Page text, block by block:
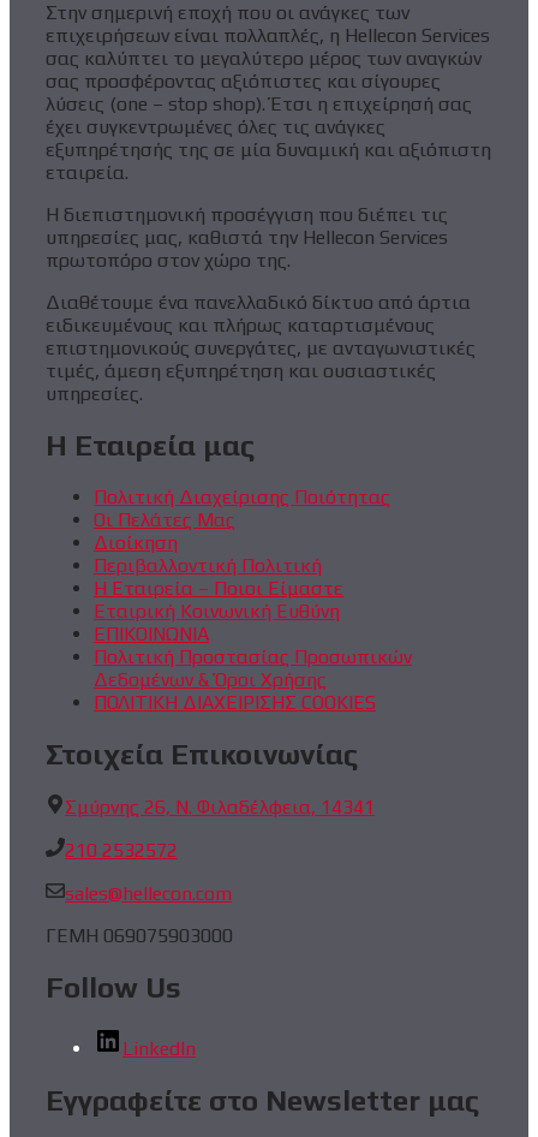
Στην σημερινή εποχή που οι ανάγκες των
επιχειρήσεων είναι πολλαπλές, η Hellecon Services
σας καλύπτει το μεγαλύτερο μέρος των αναγκών
σας προσφέροντας αξιόπιστες και σίγουρες
λύσεις (one – stop shop). Έτσι η επιχείρησή σας
έχει συγκεντρωμένες όλες τις ανάγκες
εξυπηρέτησής της σε μία δυναμική και αξιόπιστη
εταιρεία.
Η διεπιστημονική προσέγγιση που διέπει τις
υπηρεσίες μας, καθιστά την Hellecon Services
πρωτοπόρο στον χώρο της.
Διαθέτουμε ένα πανελλαδικό δίκτυο από άρτια
ειδικευμένους και πλήρως καταρτισμένους
επιστημονικούς συνεργάτες, με ανταγωνιστικές
τιμές, άμεση εξυπηρέτηση και ουσιαστικές
υπηρεσίες.
Η Εταιρεία μας
Πολιτική Διαχείρισης Ποιότητας
Οι Πελάτες Μας
Διοίκηση
Περιβαλλοντική Πολιτική
Η Εταιρεία – Ποιοι Είμαστε
Εταιρική Κοινωνική Ευθύνη
ΕΠΙΚΟΙΝΩΝΙΑ
Πολιτική Προστασίας Προσωπικών
Δεδομένων & Όροι Χρήσης
ΠΟΛΙΤΙΚΗ ΔΙΑΧΕΙΡΙΣΗΣ COOKIES
Στοιχεία Επικοινωνίας
Σμύρνης 26, Ν. Φιλαδέλφεια, 14341
210 2532572
sales@hellecon.com
ΓΕΜΗ 069075903000
Follow Us
LinkedIn
Εγγραφείτε στο Newsletter μας